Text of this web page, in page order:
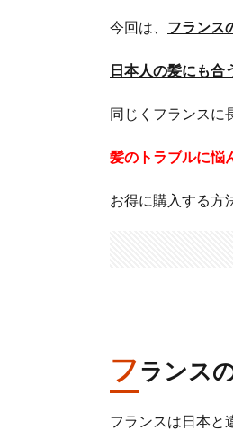
今回は、 フランス
日本人の髪にも合
同じくフランスに
髪のトラブルに悩
お得に購入する方
フランス
フランスは日本と